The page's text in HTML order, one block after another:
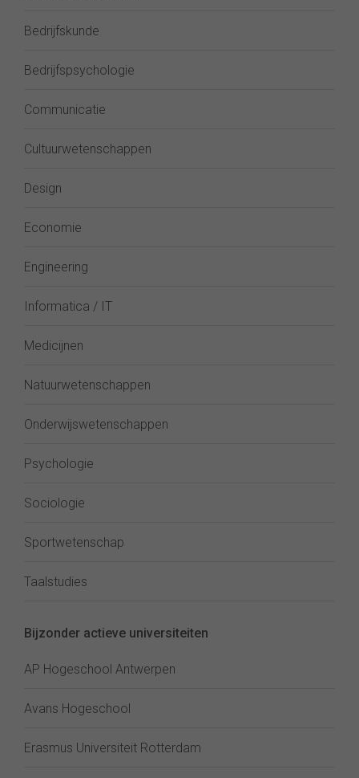
Bedrijfskunde
Bedrijfspsychologie
Communicatie
Cultuurwetenschappen
Design
Economie
Engineering
Informatica / IT
Medicijnen
Natuurwetenschappen
Onderwijswetenschappen
Psychologie
Sociologie
Sportwetenschap
Taalstudies
Bijzonder actieve universiteiten
AP Hogeschool Antwerpen
Avans Hogeschool
Erasmus Universiteit Rotterdam